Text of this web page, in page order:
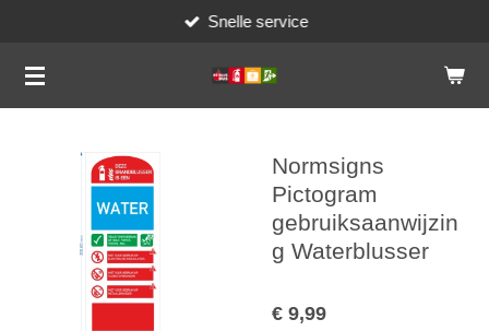
naar
Snelle service
Normsigns
Pictogram
gebruiksaanwijzin
g Waterblusser
€ 9,99